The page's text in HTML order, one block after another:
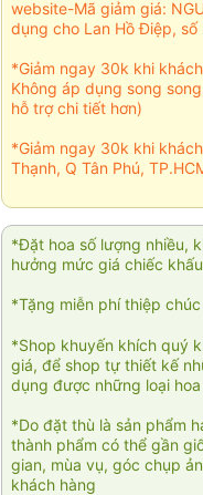
website-Mã giảm giá:
dụng cho Lan Hồ Điệp, số
*Giảm ngay 30k khi
Không áp dụng song
hỗ trợ chi tiết hơn)
*Giảm ngay 30k khi
Thạnh, Q Tân Phú,
*Đặt hoa số lượng nhiều,
hưởng mức giá chiếc
*Tặng miễn phí thiệp
*Shop khuyến khích quý
giá, để shop tự thiết kế
dụng được những loại
*Do đặt thù là sản phẩm
thành phẩm có thể gần
gian, mùa vụ, góc chụp
khách hàng